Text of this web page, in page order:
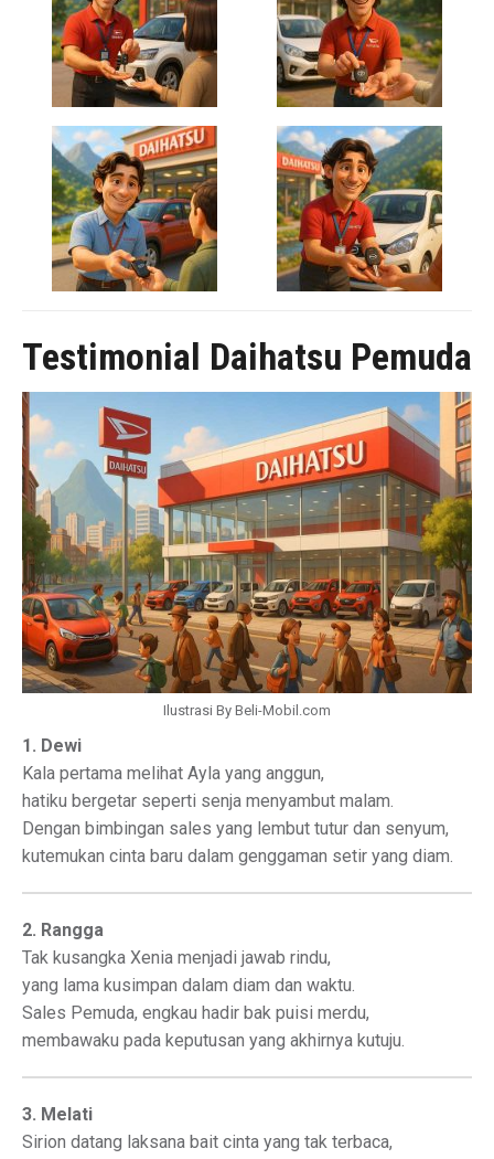
Testimonial Daihatsu Pemuda
Ilustrasi By Beli-Mobil.com
1. Dewi
Kala pertama melihat Ayla yang anggun,
hatiku bergetar seperti senja menyambut malam.
Dengan bimbingan sales yang lembut tutur dan senyum,
kutemukan cinta baru dalam genggaman setir yang diam.
2. Rangga
Tak kusangka Xenia menjadi jawab rindu,
yang lama kusimpan dalam diam dan waktu.
Sales Pemuda, engkau hadir bak puisi merdu,
membawaku pada keputusan yang akhirnya kutuju.
3. Melati
Sirion datang laksana bait cinta yang tak terbaca,